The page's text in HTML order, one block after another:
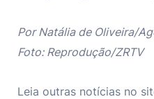
Por Natália de Oliveira/
Foto: Reprodução/ZRTV
Leia outras notícias no